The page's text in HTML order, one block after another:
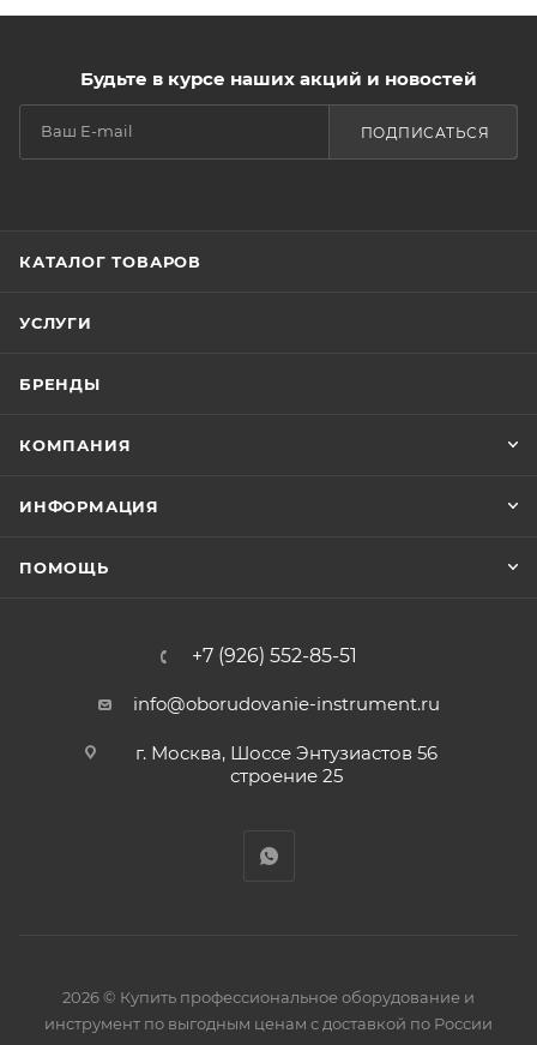
Будьте в курсе наших акций и новостей
ПОДПИСАТЬСЯ
КАТАЛОГ ТОВАРОВ
УСЛУГИ
БРЕНДЫ
КОМПАНИЯ
ИНФОРМАЦИЯ
ПОМОЩЬ
+7 (926) 552-85-51
info@oborudovanie-instrument.ru
г. Москва, Шоссе Энтузиастов 56
строение 25
2026 © Купить профессиональное оборудование и
инструмент по выгодным ценам с доставкой по России